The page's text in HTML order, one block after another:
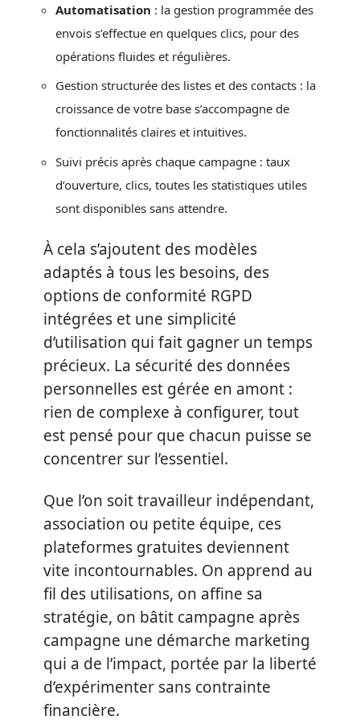
Automatisation : la gestion programmée des
envois s’effectue en quelques clics, pour des
opérations fluides et régulières.
Gestion structurée des listes et des contacts : la
croissance de votre base s’accompagne de
fonctionnalités claires et intuitives.
Suivi précis après chaque campagne : taux
d’ouverture, clics, toutes les statistiques utiles
sont disponibles sans attendre.
À cela s’ajoutent des modèles
adaptés à tous les besoins, des
options de conformité RGPD
intégrées et une simplicité
d’utilisation qui fait gagner un temps
précieux. La sécurité des données
personnelles est gérée en amont :
rien de complexe à configurer, tout
est pensé pour que chacun puisse se
concentrer sur l’essentiel.
Que l’on soit travailleur indépendant,
association ou petite équipe, ces
plateformes gratuites deviennent
vite incontournables. On apprend au
fil des utilisations, on affine sa
stratégie, on bâtit campagne après
campagne une démarche marketing
qui a de l’impact, portée par la liberté
d’expérimenter sans contrainte
financière.